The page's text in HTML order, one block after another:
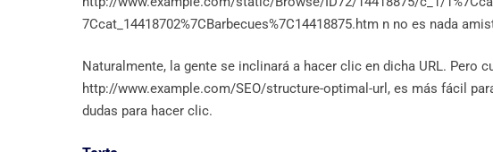
7Ccat_14418702%7CBarbecues%7C14418875.htm n no es nada
Naturalmente, la gente se inclinará a hacer clic en dicha URL. Pero
http://www.example.com/SEO/structure-optimal-url, es más fácil
dudas para hacer clic.